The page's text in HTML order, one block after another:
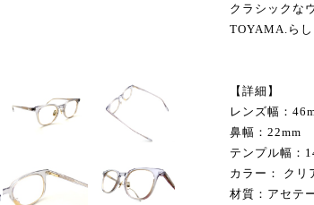
クラシックな
TOYAMA.ら
【詳細】
レンズ幅：
鼻幅：22mm
テンプル幅：
カラー： クリ
材質：アセテ